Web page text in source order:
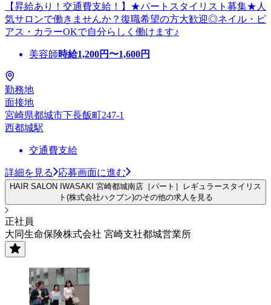
【昇給あり！交通費支給！】★パートスタイリスト募集★人
気サロンで働きませんか？復職希望の方大歓迎◎ネイル・ピ
アス・カラーOKで自分らしく働けます♪
美容師時給1,200円〜1,600円
勤務地
面接地
宮崎県都城市下長飯町247-1
西都城駅
交通費支給
詳細を見る 応募画面に進む
HAIR SALON IWASAKI 宮崎都城南店［パート］レギュラースタイリス
ト(株式会社ハクブン)のその他の求人を見る
正社員
大同生命保険株式会社 宮崎支社都城営業所